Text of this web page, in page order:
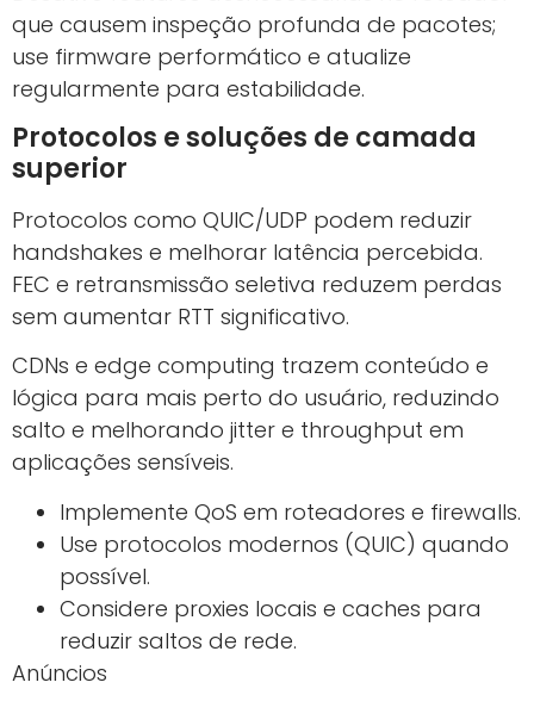
que causem inspeção profunda de pacotes;
use firmware performático e atualize
regularmente para estabilidade.
Protocolos e soluções de camada
superior
Protocolos como QUIC/UDP podem reduzir
handshakes e melhorar latência percebida.
FEC e retransmissão seletiva reduzem perdas
sem aumentar RTT significativo.
CDNs e edge computing trazem conteúdo e
lógica para mais perto do usuário, reduzindo
salto e melhorando jitter e throughput em
aplicações sensíveis.
Implemente QoS em roteadores e firewalls.
Use protocolos modernos (QUIC) quando
possível.
Considere proxies locais e caches para
reduzir saltos de rede.
Anúncios